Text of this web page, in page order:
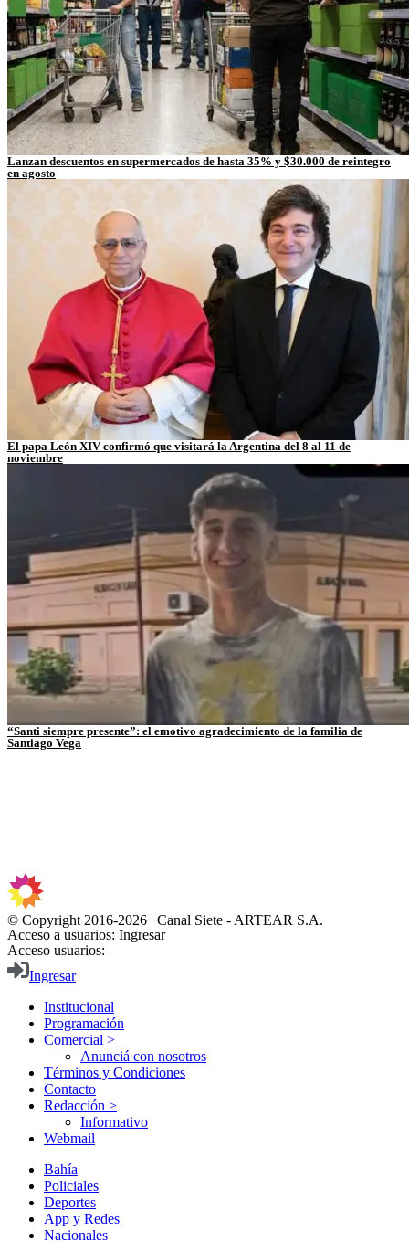
Lanzan descuentos en supermercados de hasta 35% y $30.000 de reintegro
en agosto
El papa León XIV confirmó que visitará la Argentina del 8 al 11 de
noviembre
“Santi siempre presente”: el emotivo agradecimiento de la familia de
Santiago Vega
© Copyright 2016-2026 | Canal Siete - ARTEAR S.A.
Acceso a usuarios: Ingresar
Acceso usuarios:
Ingresar
Institucional
Programación
Comercial >
Anunciá con nosotros
Términos y Condiciones
Contacto
Redacción >
Informativo
Webmail
Bahía
Policiales
Deportes
App y Redes
Nacionales